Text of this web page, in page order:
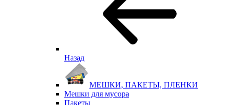
Назад
МЕШКИ, ПАКЕТЫ, ПЛЕНКИ
Мешки для мусора
Пакеты